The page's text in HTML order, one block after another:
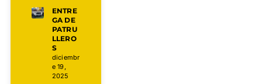
ENTRE
GA DE
PATRU
LLERO
S
diciembr
e 19,
2025